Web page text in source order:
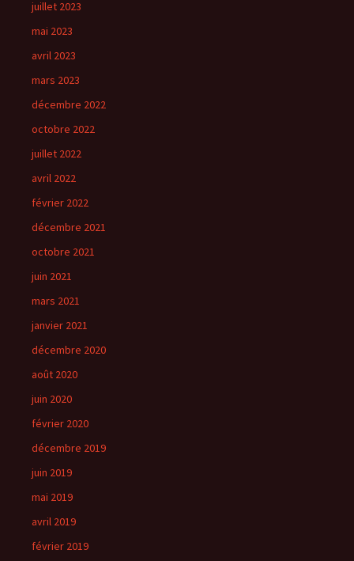
juillet 2023
mai 2023
avril 2023
mars 2023
décembre 2022
octobre 2022
juillet 2022
avril 2022
février 2022
décembre 2021
octobre 2021
juin 2021
mars 2021
janvier 2021
décembre 2020
août 2020
juin 2020
février 2020
décembre 2019
juin 2019
mai 2019
avril 2019
février 2019